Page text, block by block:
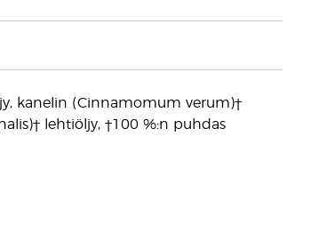
kanelin (Cinnamomum verum)†
lehtiöljy, †100 %:n puhdas